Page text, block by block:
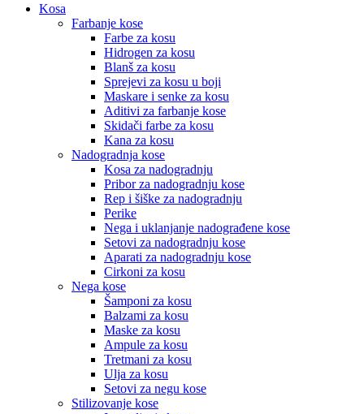
Kosa
Farbanje kose
Farbe za kosu
Hidrogen za kosu
Blanš za kosu
Sprejevi za kosu u boji
Maskare i senke za kosu
Aditivi za farbanje kose
Skidači farbe za kosu
Kana za kosu
Nadogradnja kose
Kosa za nadogradnju
Pribor za nadogradnju kose
Rep i šiške za nadogradnju
Perike
Nega i uklanjanje nadograđene kose
Setovi za nadogradnju kose
Aparati za nadogradnju kose
Cirkoni za kosu
Nega kose
Šamponi za kosu
Balzami za kosu
Maske za kosu
Ampule za kosu
Tretmani za kosu
Ulja za kosu
Setovi za negu kose
Stilizovanje kose